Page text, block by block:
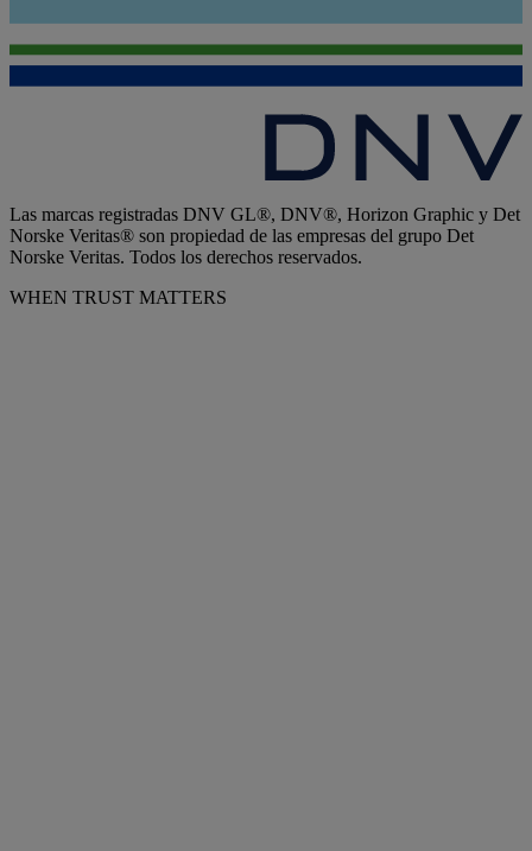
Las marcas registradas DNV GL®, DNV®, Horizon Graphic y Det
Norske Veritas® son propiedad de las empresas del grupo Det
Norske Veritas. Todos los derechos reservados.
WHEN TRUST MATTERS